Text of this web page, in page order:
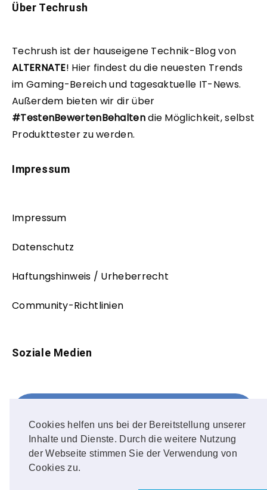
Cookies helfen uns bei der Bereitstellung unserer
Inhalte und Dienste. Durch die weitere Nutzung
der Webseite stimmen Sie der Verwendung von
Cookies zu.
Über Techrush
Techrush ist der hauseigene Technik-Blog von
ALTERNATE! Hier findest du die neuesten Trends
im Gaming-Bereich und tagesaktuelle IT-News.
Außerdem bieten wir dir über
#TestenBewertenBehaltendie Möglichkeit, selbst
Produkttester zu werden.
Impressum
Impressum
Datenschutz
Haftungshinweis / Urheberrecht
Community-Richtlinien
Soziale Medien
FOLLOW ME!
Instagram
OUR PHOTOS!